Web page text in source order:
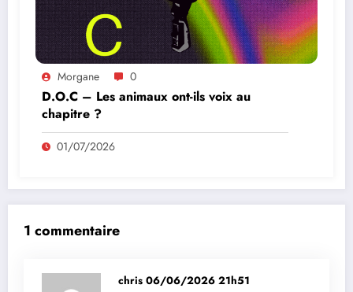
Morgane 0
D.O.C – Les animaux ont-ils voix au
chapitre ?
01/07/2026
1 commentaire
chris 06/06/2026 21h51